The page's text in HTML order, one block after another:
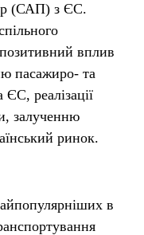
(САП) з ЄС.
вплив
пасажиро- та
реалізації
залученню
ринок.
в